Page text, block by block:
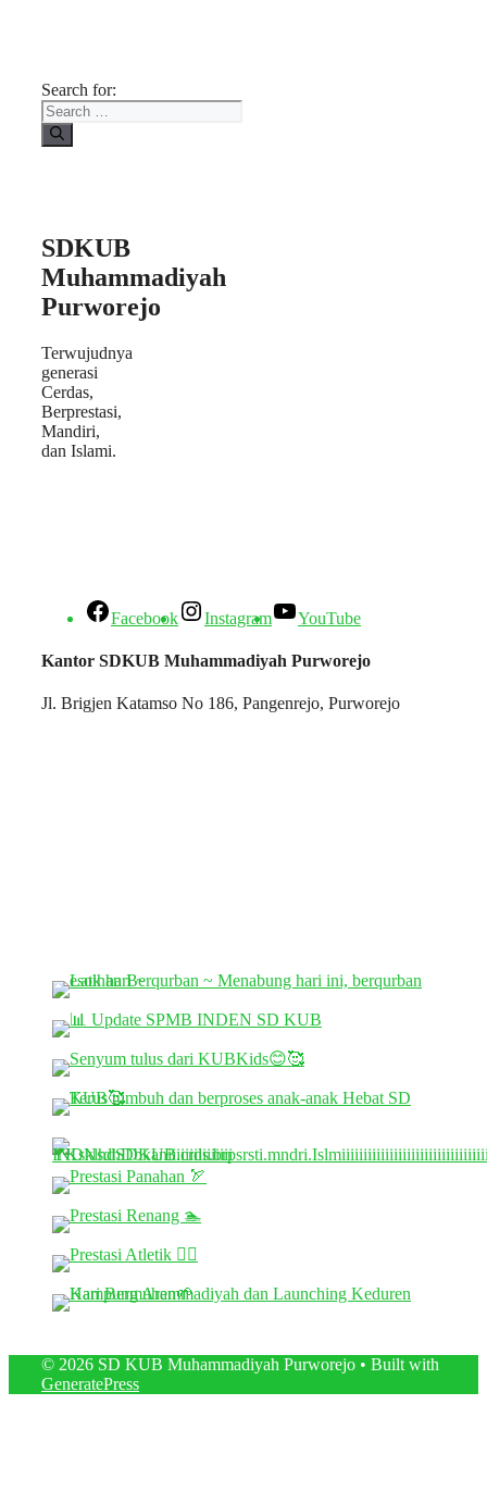
Search for:
SDKUB
Muhammadiyah
Purworejo
Terwujudnya
generasi
Cerdas,
Berprestasi,
Mandiri,
dan Islami.
Facebook Instagram YouTube
Kantor SDKUB Muhammadiyah Purworejo
Jl. Brigjen Katamso No 186, Pangenrejo, Purworejo
© 2026 SD KUB Muhammadiyah Purworejo • Built with
GeneratePress